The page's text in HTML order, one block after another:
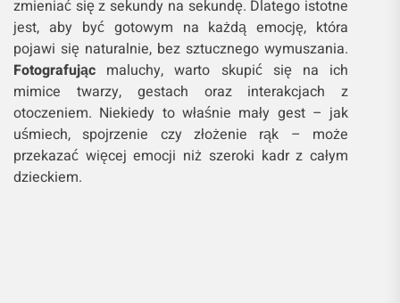
Aby uchwycić prawdziwe emocje dzieci, fotograf
musi być cierpliwy i gotowy na każdą sytuację. W
odróżnieniu od zaplanowanych, pozowanych zdjęć,
zdjęcia pełne emocji wymagają obecności w danym
momencie. Dzieci są zmienne, a ich nastrój potrafi
zmieniać się z sekundy na sekundę. Dlatego istotne
jest, aby być gotowym na każdą emocję, która
pojawi się naturalnie, bez sztucznego wymuszania.
Fotografując